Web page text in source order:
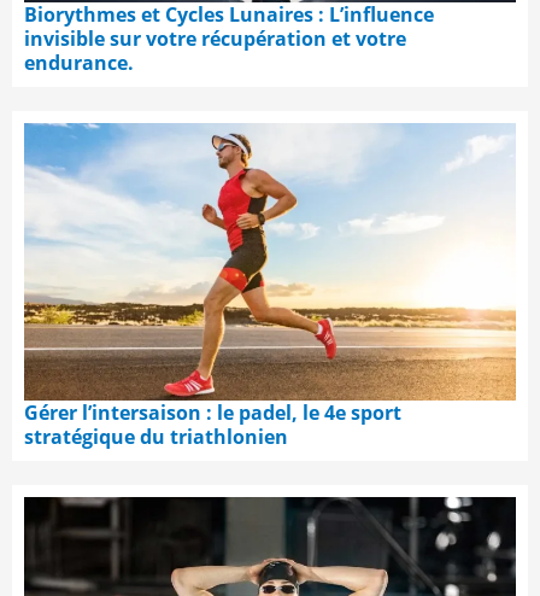
Biorythmes et Cycles Lunaires : L’influence
invisible sur votre récupération et votre
endurance.
Gérer l’intersaison : le padel, le 4e sport
stratégique du triathlonien